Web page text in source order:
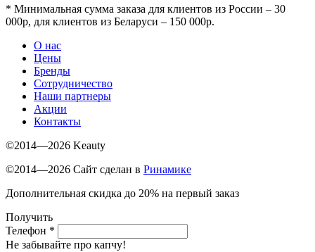
* Минимальная сумма заказа для клиентов из России – 30
000р, для клиентов из Беларуси – 150 000р.
О нас
Цены
Бренды
Сотрудничество
Наши партнеры
Акции
Контакты
©2014—2026 Keauty
©2014—2026 Сайт сделан в Ринамике
Дополнительная скидка до 20% на первый заказ
Получить
Телефон *
Не забывайте про капчу!